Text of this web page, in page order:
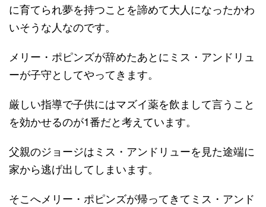
に育てられ夢を持つことを諦めて大人になったかわ
いそうな人なのです。
メリー・ポピンズが辞めたあとにミス・アンドリュ
ーが子守としてやってきます。
厳しい指導で子供にはマズイ薬を飲まして言うこと
を効かせるのが1番だと考えています。
父親のジョージはミス・アンドリューを見た途端に
家から逃げ出してしまいます。
そこへメリー・ポピンズが帰ってきてミス・アンド